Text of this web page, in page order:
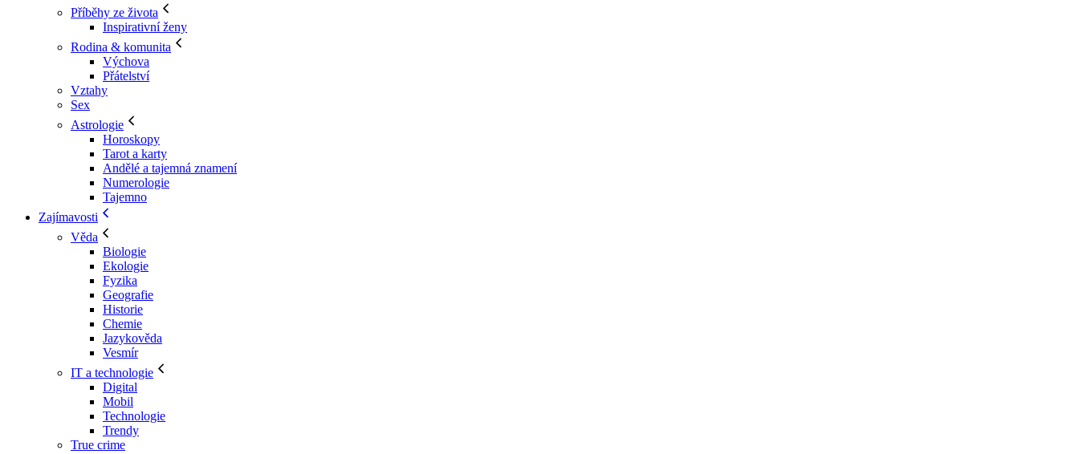
Příběhy ze života
Inspirativní ženy
Rodina & komunita
Výchova
Přátelství
Vztahy
Sex
Astrologie
Horoskopy
Tarot a karty
Andělé a tajemná znamení
Numerologie
Tajemno
Zajímavosti
Věda
Biologie
Ekologie
Fyzika
Geografie
Historie
Chemie
Jazykověda
Vesmír
IT a technologie
Digital
Mobil
Technologie
Trendy
True crime